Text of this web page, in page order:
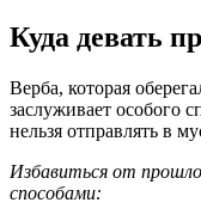
Куда девать
Верба, которая
заслуживает особого
нельзя отправлять в
Избавиться от
способами: